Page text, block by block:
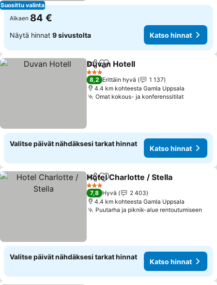
Suosittu valinta
Alkaen 84 €
Näytä hinnat 9 sivustolta Katso hinnat
Jaa Lisää suosikkeihin
Duvan Hotell
3 Tähtiluokitus
8,2 Erittäin hyvä
1 137
4.4 km kohteesta Gamla Uppsala
Omat kokous- ja konferenssitilat
Valitse päivät nähdäksesi tarkat hinnat
Katso hinnat
Jaa Lisää suosikkeihin
Hotel Charlotte / Stella
3 Tähtiluokitus
7,8 Hyvä
2 403
4.4 km kohteesta Gamla Uppsala
Puutarha ja piknik-alue rentoutumiseen
Valitse päivät nähdäksesi tarkat hinnat
Katso hinnat